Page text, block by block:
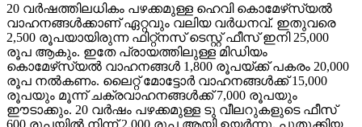
20 വര്‍ഷത്തിലധികം പഴക്കമുള്ള ഹെവി കൊമേഴ്‌സ്യല്‍
വാഹനങ്ങള്‍ക്കാണ് ഏറ്റവും വലിയ വര്‍ധനവ്. ഇതുവരെ
2,500 രൂപയായിരുന്ന ഫിറ്റ്‌നസ് ടെസ്റ്റ് ഫീസ് ഇനി 25,000
രൂപ ആകും. ഇതേ പ്രായത്തിലുള്ള മിഡിയം
കൊമേഴ്‌സ്യല്‍ വാഹനങ്ങള്‍ 1,800 രൂപയ്ക്ക് പകരം 20,000
രൂപ നല്‍കണം. ലൈറ്റ് മോട്ടോര്‍ വാഹനങ്ങള്‍ക്ക് 15,000
രൂപയും മൂന്ന് ചക്രവാഹനങ്ങള്‍ക്ക് 7,000 രൂപയും
ഈടാക്കും. 20 വര്‍ഷം പഴക്കമുള്ള ടു വീലറുകളുടെ ഫീസ്
600 രൂപയില്‍ നിന്ന് 2,000 രൂപ ആയി ഉയര്‍ന്നു. പുതുക്കിയ